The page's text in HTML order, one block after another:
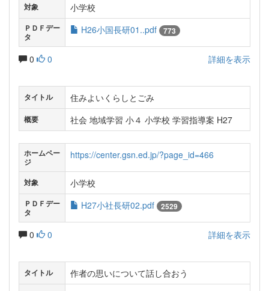
対象 小学校
ＰＤＦデー
タ
H26小国長研01..pdf 773
0 0 詳細を表示
タイトル 住みよいくらしとごみ
概要 社会 地域学習 小４ 小学校 学習指導案 H27
ホームペー
ジ
https://center.gsn.ed.jp/?page_id=466
対象 小学校
ＰＤＦデー
タ
H27小社長研02.pdf 2529
0 0 詳細を表示
タイトル
作者の思いについて話し合おう